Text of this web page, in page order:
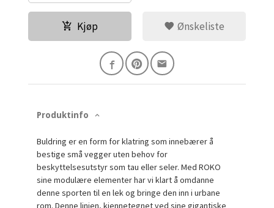
Kjøp Ønskeliste
Produktinfo
Buldring er en form for klatring som innebærer å
bestige små vegger uten behov for
beskyttelsesutstyr som tau eller seler. Med ROKO
sine modulære elementer har vi klart å omdanne
denne sporten til en lek og bringe den inn i urbane
rom. Denne linjen, kjennetegnet ved sine gigantiske